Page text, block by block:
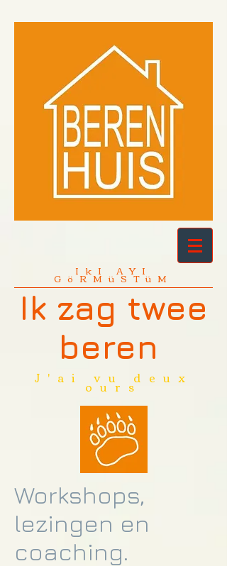
IkI AYI
GöRMüSTüM
Ik zag twee
beren
J'ai vu deux
ours
Workshops,
lezingen en
coaching.